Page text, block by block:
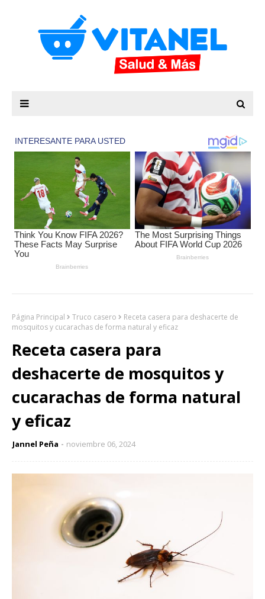
Página Principal Truco casero
Receta casera para deshacerte de
mosquitos y cucarachas de forma natural y eficaz
Receta casera para
deshacerte de mosquitos y
cucarachas de forma natural
y eficaz
Jannel Peña noviembre 06, 2024